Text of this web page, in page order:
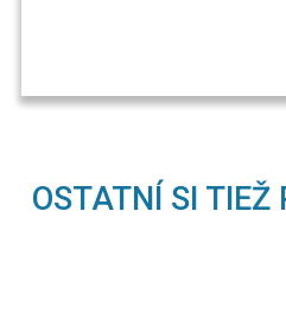
OSTATNÍ SI TIEŽ